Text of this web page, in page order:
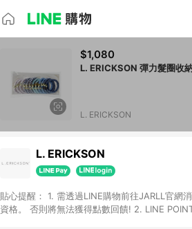
$1,080
L. ERICKSON 彈力髮圈收
L. ERICKSON
L. ERICKSON
貼心提醒： 1. 需透過LINE購物前往JARLL官網
資格。 否則將無法獲得點數回饋! 2. LINE POINTS 將於「完成訂單且無退換貨」後30天，將由 LINE 平台陸續發送給